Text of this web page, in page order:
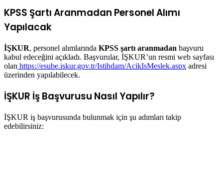
KPSS Şartı Aranmadan Personel Alımı
Yapılacak
İŞKUR, personel alımlarında KPSS şartı aranmadan başvuru
kabul edeceğini açıkladı. Başvurular, İŞKUR’un resmi web sayfası
olan https://esube.iskur.gov.tr/Istihdam/AcikIsMeslek.aspx adresi
üzerinden yapılabilecek.
İŞKUR İş Başvurusu Nasıl Yapılır?
İŞKUR iş başvurusunda bulunmak için şu adımları takip
edebilirsiniz: